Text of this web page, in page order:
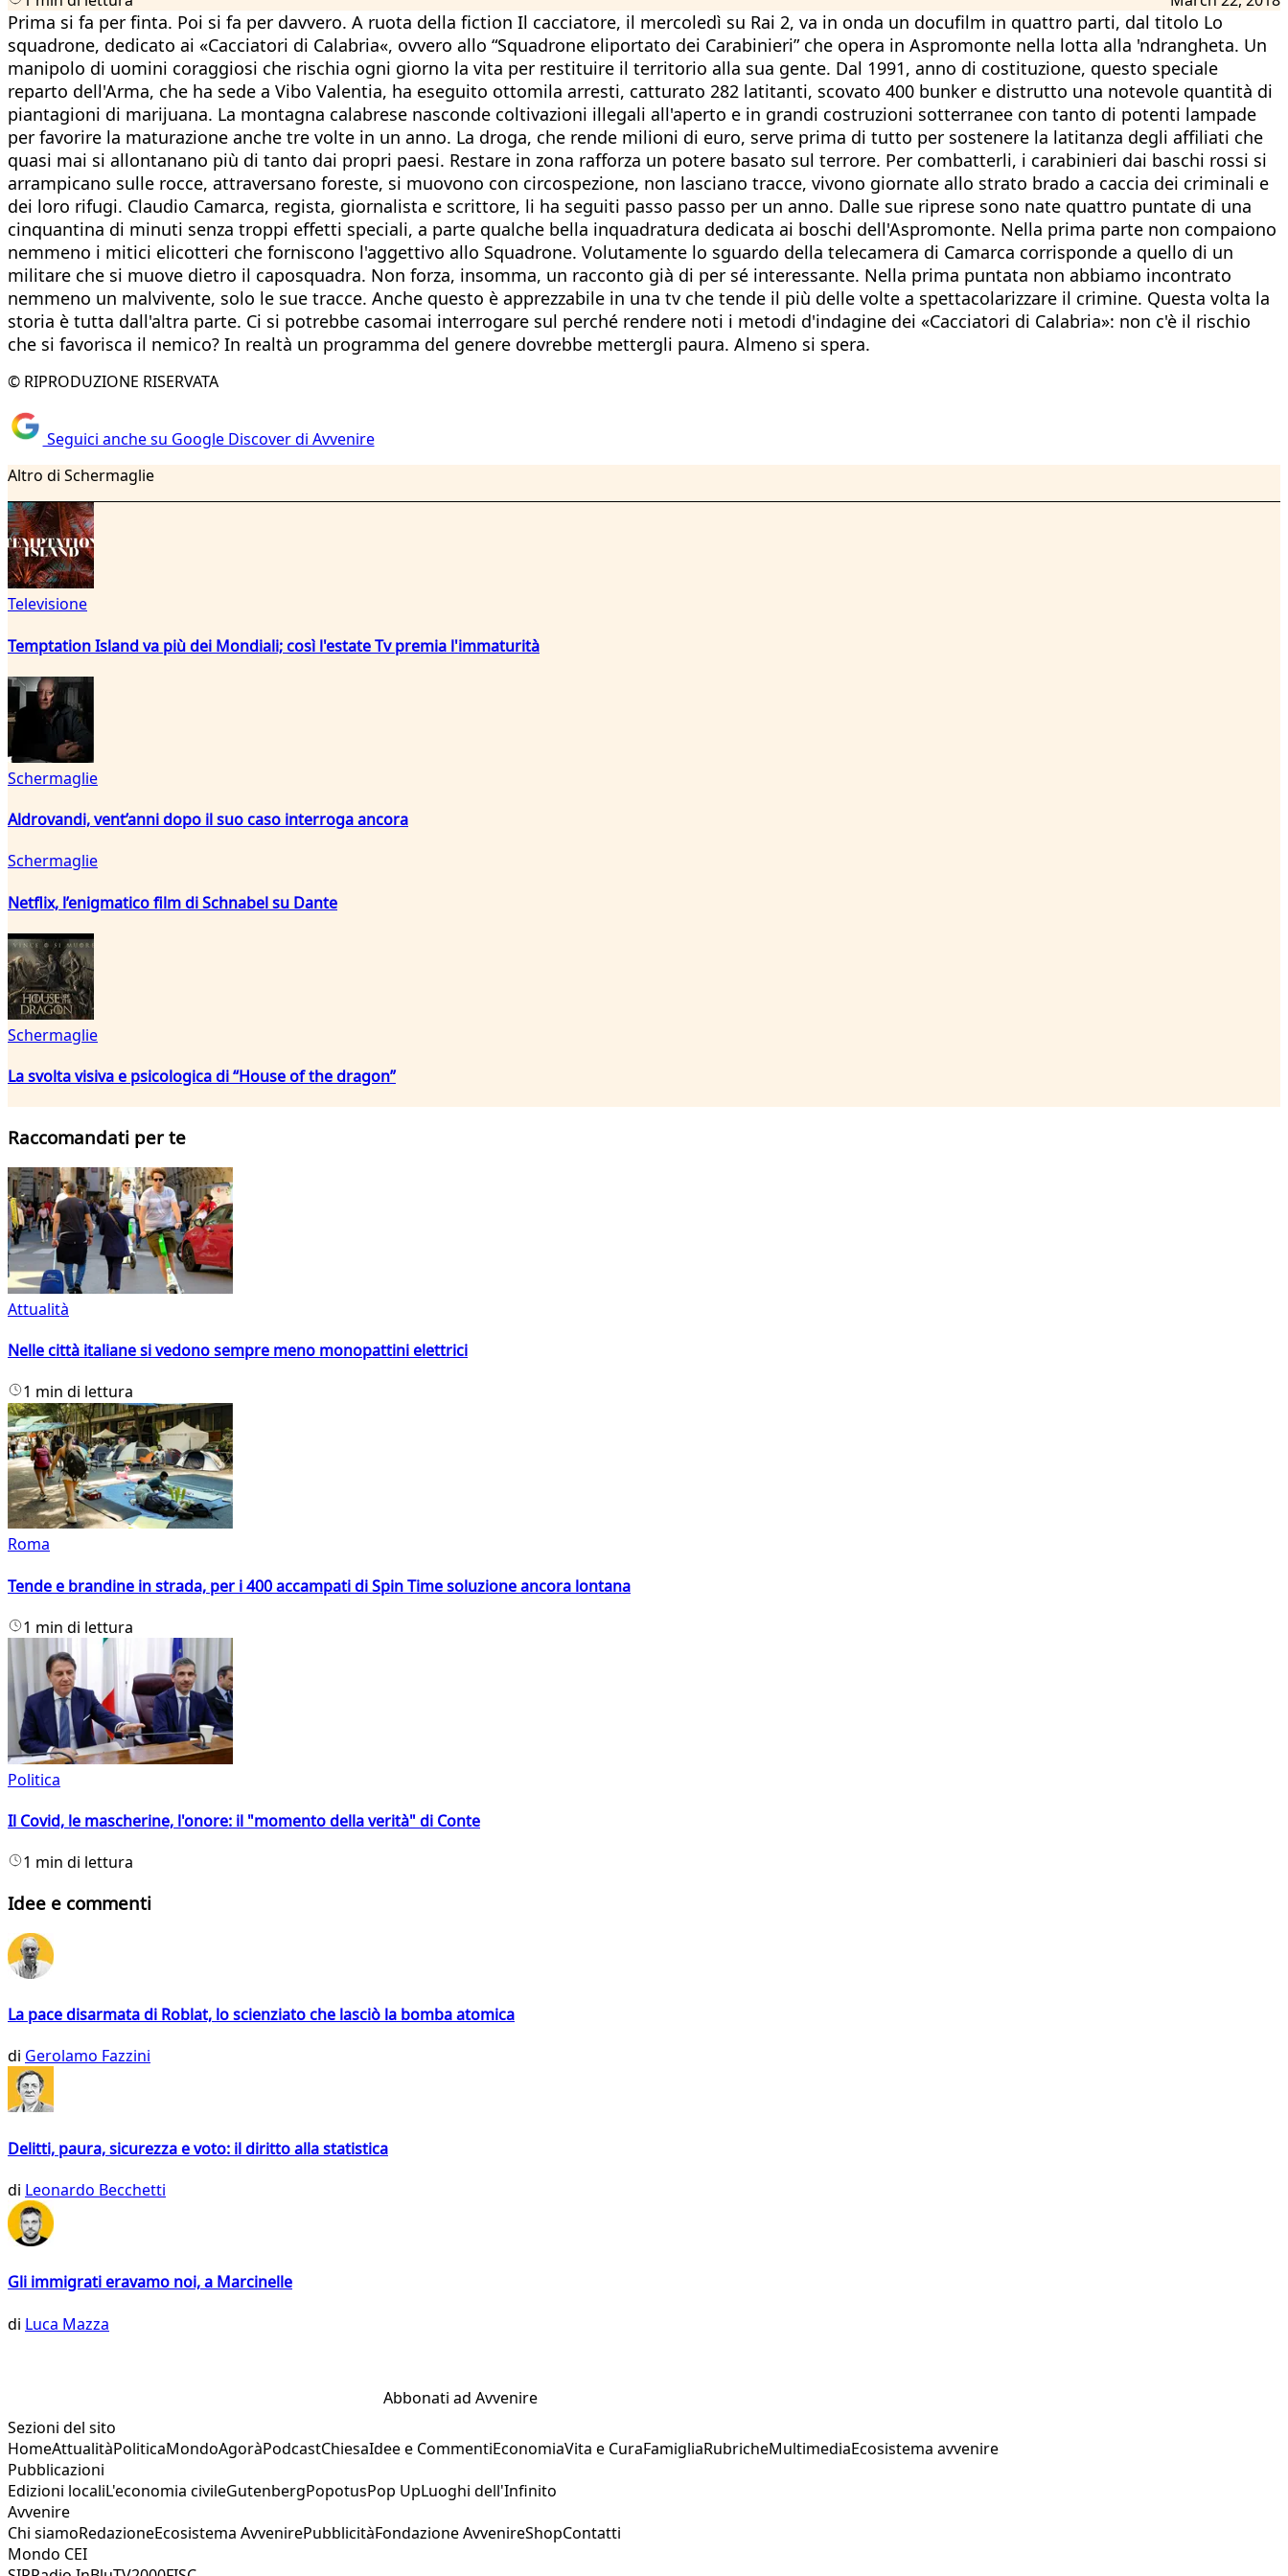
Prima si fa per finta. Poi si fa per davvero. A ruota della fiction Il cacciatore, il mercoledì su Rai 2, va in onda un docufilm in quattro parti, dal titolo Lo
squadrone, dedicato ai «Cacciatori di Calabria«, ovvero allo “Squadrone eliportato dei Carabinieri” che opera in Aspromonte nella lotta alla 'ndrangheta. Un
manipolo di uomini coraggiosi che rischia ogni giorno la vita per restituire il territorio alla sua gente. Dal 1991, anno di costituzione, questo speciale
reparto dell'Arma, che ha sede a Vibo Valentia, ha eseguito ottomila arresti, catturato 282 latitanti, scovato 400 bunker e distrutto una notevole quantità di
piantagioni di marijuana. La montagna calabrese nasconde coltivazioni illegali all'aperto e in grandi costruzioni sotterranee con tanto di potenti lampade
per favorire la maturazione anche tre volte in un anno. La droga, che rende milioni di euro, serve prima di tutto per sostenere la latitanza degli affiliati che
quasi mai si allontanano più di tanto dai propri paesi. Restare in zona rafforza un potere basato sul terrore. Per combatterli, i carabinieri dai baschi rossi si
arrampicano sulle rocce, attraversano foreste, si muovono con circospezione, non lasciano tracce, vivono giornate allo strato brado a caccia dei criminali e
dei loro rifugi. Claudio Camarca, regista, giornalista e scrittore, li ha seguiti passo passo per un anno. Dalle sue riprese sono nate quattro puntate di una
cinquantina di minuti senza troppi effetti speciali, a parte qualche bella inquadratura dedicata ai boschi dell'Aspromonte. Nella prima parte non compaiono
nemmeno i mitici elicotteri che forniscono l'aggettivo allo Squadrone. Volutamente lo sguardo della telecamera di Camarca corrisponde a quello di un
militare che si muove dietro il caposquadra. Non forza, insomma, un racconto già di per sé interessante. Nella prima puntata non abbiamo incontrato
nemmeno un malvivente, solo le sue tracce. Anche questo è apprezzabile in una tv che tende il più delle volte a spettacolarizzare il crimine. Questa volta la
storia è tutta dall'altra parte. Ci si potrebbe casomai interrogare sul perché rendere noti i metodi d'indagine dei «Cacciatori di Calabria»: non c'è il rischio
che si favorisca il nemico? In realtà un programma del genere dovrebbe mettergli paura. Almeno si spera.
© RIPRODUZIONE RISERVATA
Seguici anche su Google Discover di Avvenire
Altro di Schermaglie
Televisione
Temptation Island va più dei Mondiali; così l'estate Tv premia l'immaturità
Schermaglie
Aldrovandi, vent’anni dopo il suo caso interroga ancora
Schermaglie
Netflix, l’enigmatico film di Schnabel su Dante
Schermaglie
La svolta visiva e psicologica di “House of the dragon”
Raccomandati per te
Attualità
Nelle città italiane si vedono sempre meno monopattini elettrici
1 min di lettura
Roma
Tende e brandine in strada, per i 400 accampati di Spin Time soluzione ancora lontana
1 min di lettura
Politica
Il Covid, le mascherine, l'onore: il "momento della verità" di Conte
1 min di lettura
Idee e commenti
La pace disarmata di Roblat, lo scienziato che lasciò la bomba atomica
di Gerolamo Fazzini
Delitti, paura, sicurezza e voto: il diritto alla statistica
di Leonardo Becchetti
Gli immigrati eravamo noi, a Marcinelle
di Luca Mazza
Abbonati ad Avvenire
Sezioni del sito
HomeAttualitàPoliticaMondoAgoràPodcastChiesaIdee e CommentiEconomiaVita e CuraFamigliaRubricheMultimediaEcosistema avvenire
Pubblicazioni
Edizioni localiL'economia civileGutenbergPopotusPop UpLuoghi dell'Infinito
Avvenire
Chi siamoRedazioneEcosistema AvvenirePubblicitàFondazione AvvenireShopContatti
Mondo CEI